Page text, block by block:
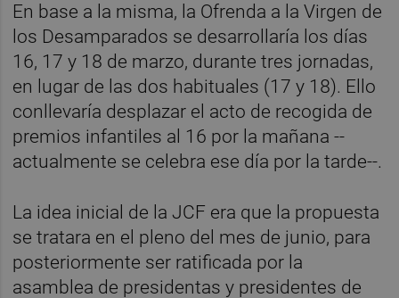
En base a la misma, la Ofrenda a la Virgen de
los Desamparados se desarrollaría los días
16, 17 y 18 de marzo, durante tres jornadas,
en lugar de las dos habituales (17 y 18). Ello
conllevaría desplazar el acto de recogida de
premios infantiles al 16 por la mañana --
actualmente se celebra ese día por la tarde--.
La idea inicial de la JCF era que la propuesta
se tratara en el pleno del mes de junio, para
posteriormente ser ratificada por la
asamblea de presidentas y presidentes de